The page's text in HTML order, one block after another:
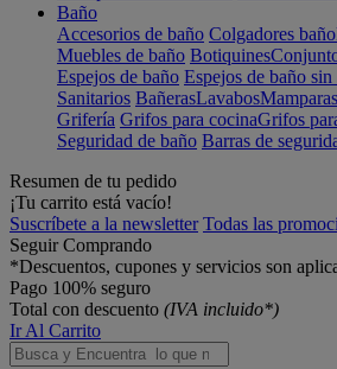
Baño
Accesorios de baño Colgadores baño
Muebles de baño Botiquines
Espejos de baño Espejos de baño
Sanitarios BañerasLavabosMamparas
Grifería Grifos para cocinaGrifos
Seguridad de baño Barras de
Resumen de tu pedido
¡Tu carrito está vacío!
Suscríbete a la newsletter Todas las
Seguir Comprando
*Descuentos, cupones y servicios son
Pago 100% seguro
Total con descuento (IVA incluido*)
Ir Al Carrito